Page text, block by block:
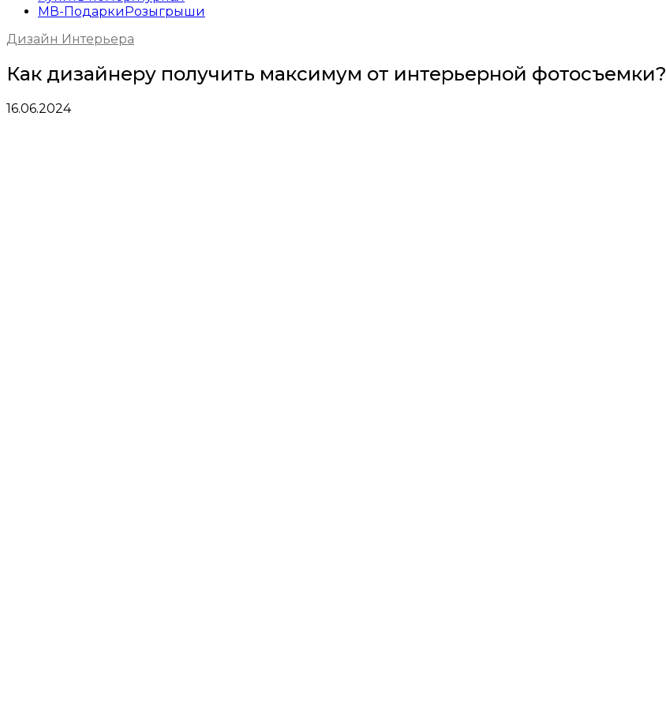
МВ-Подарки Розыгрыши
Дизайн Интерьера
Как дизайнеру получить максимум от интерьерной фотосъемки?
16.06.2024